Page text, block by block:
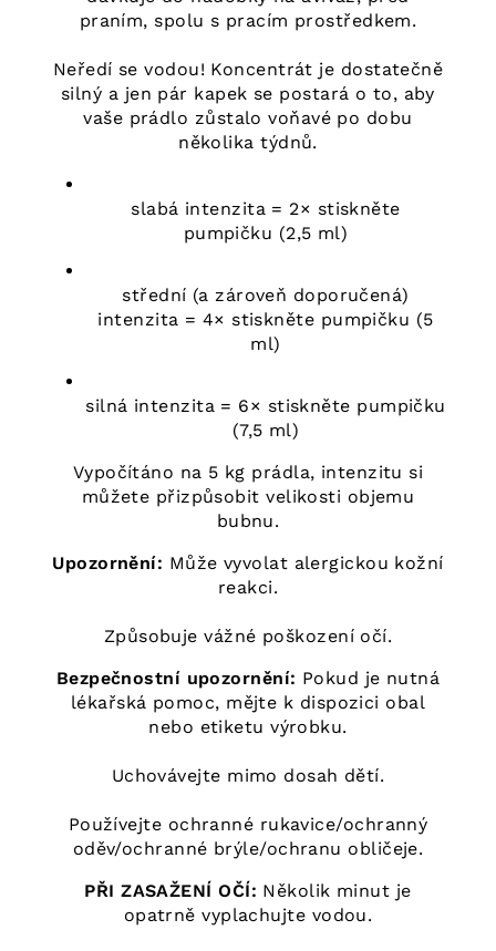
praním, spolu s pracím prostředkem.
Neředí se vodou! Koncentrát je dostatečně
silný a jen pár kapek se postará o to, aby
vaše prádlo zůstalo voňavé po dobu
několika týdnů.
slabá intenzita = 2× stiskněte
pumpičku (2,5 ml)
střední (a zároveň doporučená)
intenzita = 4× stiskněte pumpičku (5
ml)
silná intenzita = 6× stiskněte pumpičku
(7,5 ml)
Vypočítáno na 5 kg prádla, intenzitu si
můžete přizpůsobit velikosti objemu
bubnu.
Upozornění: Může vyvolat alergickou kožní
reakci.
Způsobuje vážné poškození očí.
Bezpečnostní upozornění: Pokud je nutná
lékařská pomoc, mějte k dispozici obal
nebo etiketu výrobku.
Uchovávejte mimo dosah dětí.
Používejte ochranné rukavice/ochranný
oděv/ochranné brýle/ochranu obličeje.
PŘI ZASAŽENÍ OČÍ: Několik minut je
opatrně vyplachujte vodou.